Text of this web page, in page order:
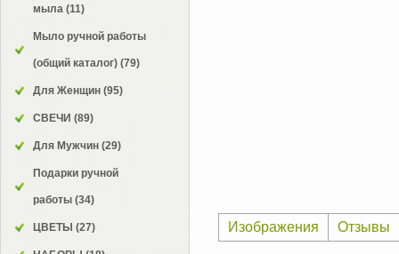
Изображения Отзывы
мыла (11)
Мыло ручной работы
(общий каталог) (79)
Для Женщин (95)
СВЕЧИ (89)
Для Мужчин (29)
Подарки ручной
работы (34)
ЦВЕТЫ (27)